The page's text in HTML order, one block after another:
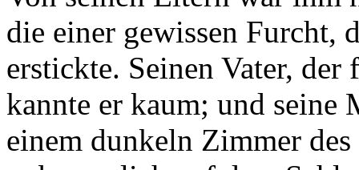
die einer gewissen
erstickte. Seinen Vater,
kannte er kaum; und seine
einem dunkeln Zimmer